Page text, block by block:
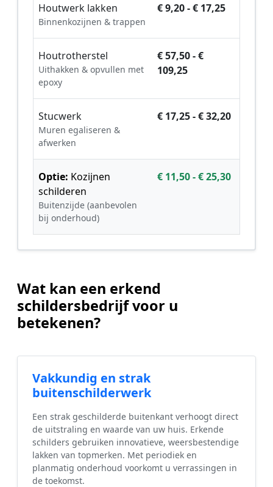
Houtwerk lakken
Binnenkozijnen & trappen
€ 9,20 - € 17,25
Houtrotherstel
Uithakken & opvullen met
epoxy
€ 57,50 - €
109,25
Stucwerk
Muren egaliseren &
afwerken
€ 17,25 - € 32,20
Optie: Kozijnen
schilderen
Buitenzijde (aanbevolen
bij onderhoud)
€ 11,50 - € 25,30
Wat kan een erkend
schildersbedrijf voor u
betekenen?
Vakkundig en strak
buitenschilderwerk
Een strak geschilderde buitenkant verhoogt direct
de uitstraling en waarde van uw huis. Erkende
schilders gebruiken innovatieve, weersbestendige
lakken van topmerken. Met periodiek en
planmatig onderhoud voorkomt u verrassingen in
de toekomst.